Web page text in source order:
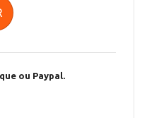
ou Paypal.